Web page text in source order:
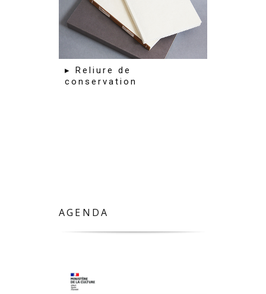
▸ Reliure de
conservation
AGENDA